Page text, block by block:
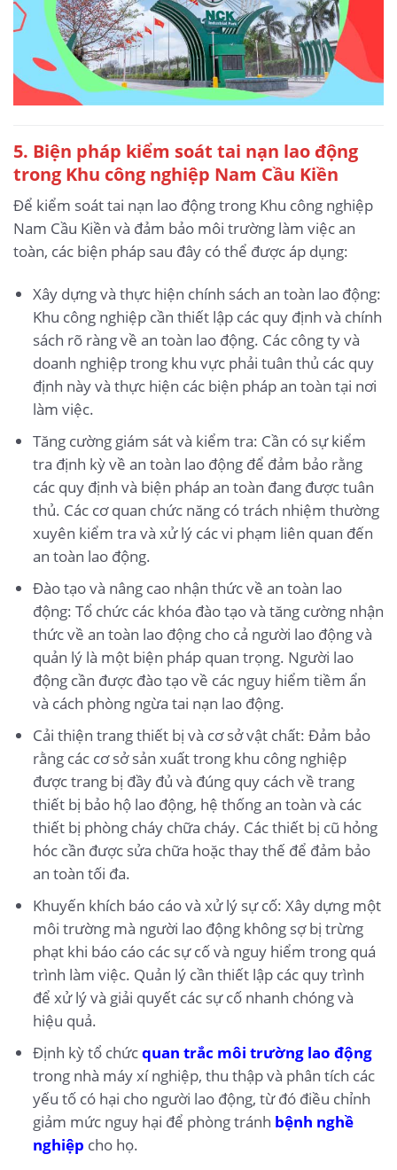
5. Biện pháp kiểm soát tai nạn lao động
trong Khu công nghiệp Nam Cầu Kiền
Để kiểm soát tai nạn lao động trong Khu công nghiệp
Nam Cầu Kiền và đảm bảo môi trường làm việc an
toàn, các biện pháp sau đây có thể được áp dụng:
Xây dựng và thực hiện chính sách an toàn lao động:
Khu công nghiệp cần thiết lập các quy định và chính
sách rõ ràng về an toàn lao động. Các công ty và
doanh nghiệp trong khu vực phải tuân thủ các quy
định này và thực hiện các biện pháp an toàn tại nơi
làm việc.
Tăng cường giám sát và kiểm tra: Cần có sự kiểm
tra định kỳ về an toàn lao động để đảm bảo rằng
các quy định và biện pháp an toàn đang được tuân
thủ. Các cơ quan chức năng có trách nhiệm thường
xuyên kiểm tra và xử lý các vi phạm liên quan đến
an toàn lao động.
Đào tạo và nâng cao nhận thức về an toàn lao
động: Tổ chức các khóa đào tạo và tăng cường nhận
thức về an toàn lao động cho cả người lao động và
quản lý là một biện pháp quan trọng. Người lao
động cần được đào tạo về các nguy hiểm tiềm ẩn
và cách phòng ngừa tai nạn lao động.
Cải thiện trang thiết bị và cơ sở vật chất: Đảm bảo
rằng các cơ sở sản xuất trong khu công nghiệp
được trang bị đầy đủ và đúng quy cách về trang
thiết bị bảo hộ lao động, hệ thống an toàn và các
thiết bị phòng cháy chữa cháy. Các thiết bị cũ hỏng
hóc cần được sửa chữa hoặc thay thế để đảm bảo
an toàn tối đa.
Khuyến khích báo cáo và xử lý sự cố: Xây dựng một
môi trường mà người lao động không sợ bị trừng
phạt khi báo cáo các sự cố và nguy hiểm trong quá
trình làm việc. Quản lý cần thiết lập các quy trình
để xử lý và giải quyết các sự cố nhanh chóng và
hiệu quả.
Định kỳ tổ chứcquan trắc môi trường lao động
trong nhà máy xí nghiệp, thu thập và phân tích các
yếu tố có hại cho người lao động, từ đó điều chỉnh
giảm mức nguy hại để phòng tránh bệnh nghề
nghiệp cho họ.